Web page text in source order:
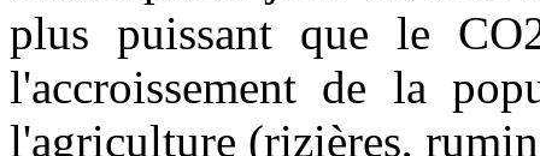
plus puissant que le
l'accroissement de la
l'agriculture (rizières,